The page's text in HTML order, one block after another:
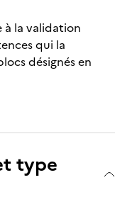
à la validation
qui la
désignés en
type